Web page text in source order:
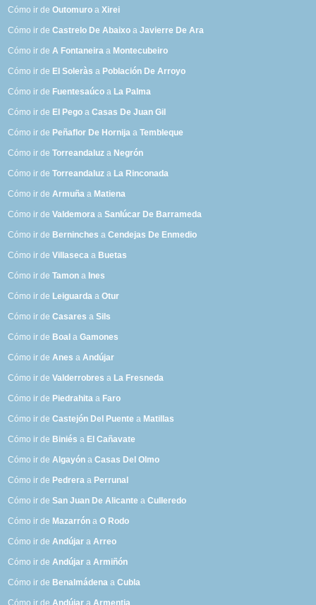
Cómo ir deOutomuro aXirei
Cómo ir deCastrelo De Abaixo aJavierre De Ara
Cómo ir deA Fontaneira a Montecubeiro
Cómo ir de El Soleràs a Población De Arroyo
Cómo ir de Fuentesaúco a La Palma
Cómo ir de El Pego aCasas De Juan Gil
Cómo ir de Peñaflor De Hornija aTembleque
Cómo ir deTorreandaluz a Negrón
Cómo ir deTorreandaluz a La Rinconada
Cómo ir deArmuña a Matiena
Cómo ir deValdemora aSanlúcar De Barrameda
Cómo ir de Berninches aCendejas De Enmedio
Cómo ir deVillaseca a Buetas
Cómo ir deTamon a Ines
Cómo ir de Leiguarda aOtur
Cómo ir deCasares aSils
Cómo ir de Boal aGamones
Cómo ir deAnes aAndújar
Cómo ir deValderrobres a La Fresneda
Cómo ir de Piedrahita a Faro
Cómo ir deCastejón Del Puente a Matillas
Cómo ir de Biniés a El Cañavate
Cómo ir deAlgayón aCasas Del Olmo
Cómo ir de Pedrera a Perrunal
Cómo ir deSan Juan De Alicante aCulleredo
Cómo ir de Mazarrón aO Rodo
Cómo ir deAndújar aArreo
Cómo ir deAndújar aArmiñón
Cómo ir de Benalmádena aCubla